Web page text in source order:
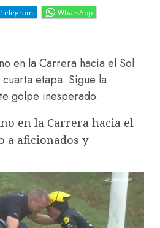
Telegram
WhatsApp
en la Carrera hacia el Sol
etapa. Sigue la
golpe inesperado.
en la Carrera hacia el
a aficionados y